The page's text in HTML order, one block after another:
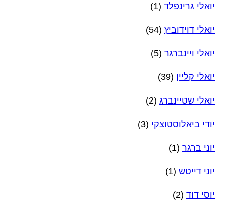
יואלי גרינפלד (1)
יואלי דוידוביץ (54)
יואלי ויינברגר (5)
יואלי קליין (39)
יואלי שטיינברג (2)
יודי ביאלוסטוצקי (3)
יוני ברגר (1)
יוני דייטש (1)
יוסי דוד (2)